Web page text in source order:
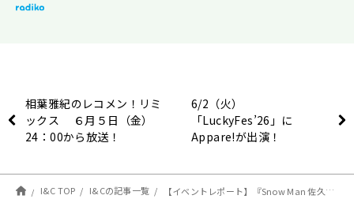
相葉雅紀のレコメン！リミ
ックス ６月５日（金）
24：00から放送！
6/2（火）
「LuckyFes’26」に
Appare!が出演！
I&C TOP I&Cの記事一覧 【イベントレポート】『Snow Man 佐久間大介の待って、無理、しんどい、、』第1部のゲストに声優・杉田智和を迎え、3回目の公開収録イベントを開催！